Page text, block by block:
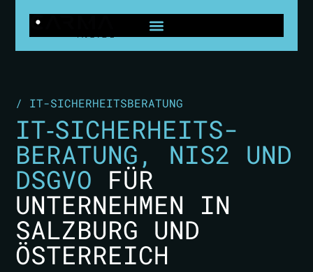
/ IT-SICHERHEITSBERATUNG
IT‑SICHERHEITS­
BERATUNG, NIS2 UND
DSGVO FÜR
UNTERNEHMEN IN
SALZBURG UND
ÖSTERREICH